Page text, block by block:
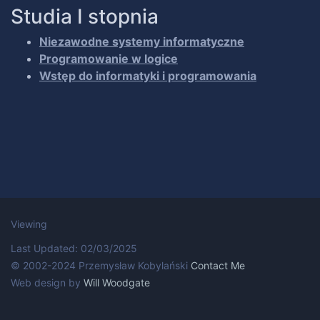
Studia I stopnia
Niezawodne systemy informatyczne
Programowanie w logice
Wstęp do informatyki i programowania
02/03/2025
© 2002-2024 Przemysław Kobylański Contact Me
Web design by Will Woodgate